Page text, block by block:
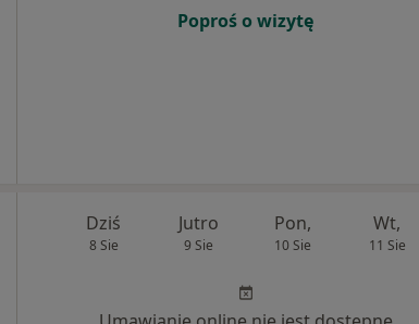
Poproś o wizytę
Dziś
8 Sie
Jutro
9 Sie
Pon,
10 Sie
Wt,
11 Sie